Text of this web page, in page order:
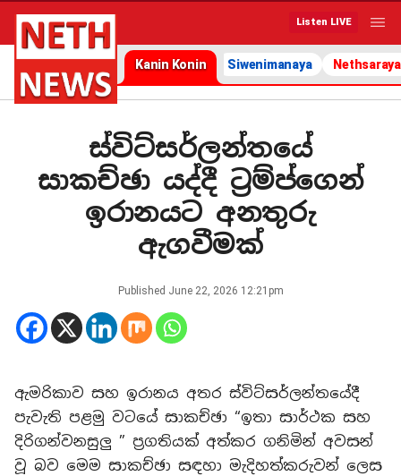
Listen LIVE
Kanin Konin Siwenimanaya Nethsaraya
ස්විට්සර්ලන්තයේ
සාකච්ඡා යද්දී ට්‍රම්ප්ගෙන්
ඉරානයට අනතුරු
ඇගවීමක්
Published June 22, 2026 12:21pm
ඇමරිකාව සහ ඉරානය අතර ස්විට්සර්ලන්තයේදී
පැවැති පළමු වටයේ සාකච්ඡා “ඉතා සාර්ථක සහ
දිරිගන්වනසුලු ” ප්‍රගතියක් අත්කර ගනිමින් අවසන්
වූ බව මෙම සාකච්ඡා සඳහා මැදිහත්කරුවන් ලෙස